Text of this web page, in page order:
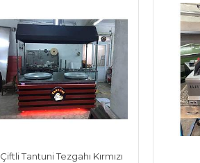
Çiftli Tantuni Tezgahı Kırmızı